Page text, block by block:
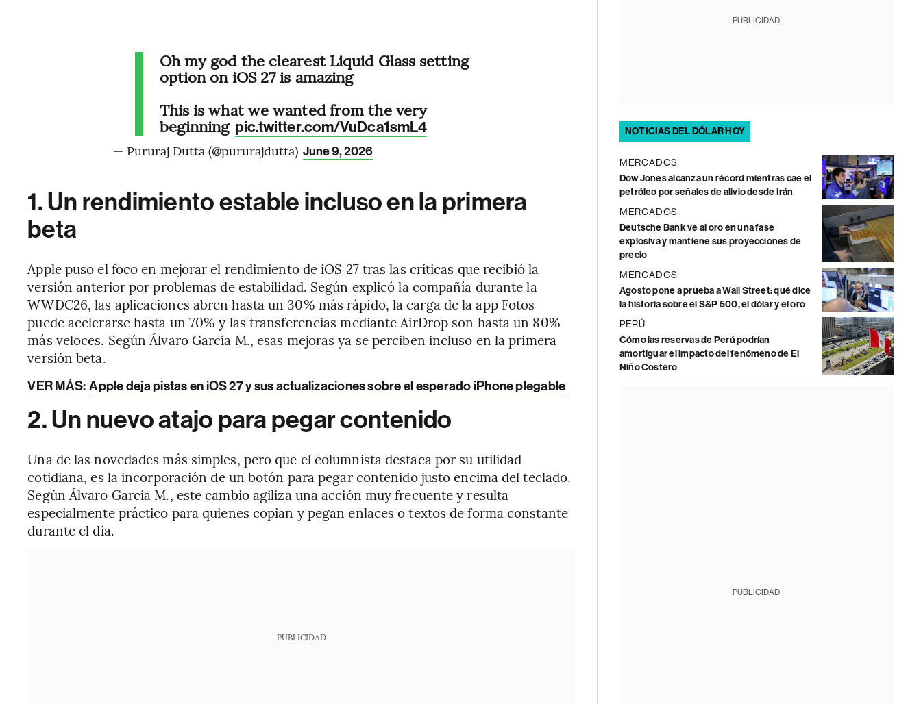
Oh my god the clearest Liquid Glass setting
option on iOS 27 is amazing
This is what we wanted from the very
beginning pic.twitter.com/VuDca1smL4
— Pururaj Dutta (@pururajdutta) June 9, 2026
1. Un rendimiento estable incluso en la primera
beta
Apple puso el foco en mejorar el rendimiento de iOS 27 tras las críticas que recibió la
versión anterior por problemas de estabilidad. Según explicó la compañía durante la
WWDC26, las aplicaciones abren hasta un 30% más rápido, la carga de la app Fotos
puede acelerarse hasta un 70% y las transferencias mediante AirDrop son hasta un 80%
más veloces. Según Álvaro García M., esas mejoras ya se perciben incluso en la primera
versión beta.
VER MÁS: Apple deja pistas en iOS 27 y sus actualizaciones sobre el esperado iPhone plegable
2. Un nuevo atajo para pegar contenido
Una de las novedades más simples, pero que el columnista destaca por su utilidad
cotidiana, es la incorporación de un botón para pegar contenido justo encima del teclado.
Según Álvaro García M., este cambio agiliza una acción muy frecuente y resulta
especialmente práctico para quienes copian y pegan enlaces o textos de forma constante
durante el día.
PUBLICIDAD
PUBLICIDAD
NOTICIAS DEL DÓLAR HOY
MERCADOS
Dow Jones alcanza un récord mientras cae el
petróleo por señales de alivio desde Irán
MERCADOS
Deutsche Bank ve al oro en una fase
explosiva y mantiene sus proyecciones de
precio
MERCADOS
Agosto pone a prueba a Wall Street: qué dice
la historia sobre el S&P 500, el dólar y el oro
PERÚ
Cómo las reservas de Perú podrían
amortiguar el impacto del fenómeno de El
Niño Costero
PUBLICIDAD